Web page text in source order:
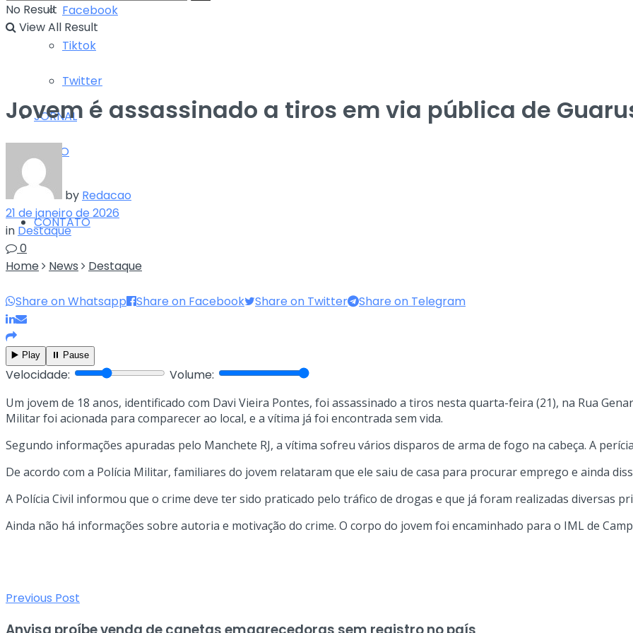
Facebook
Tiktok
Twitter
JORNAL
RÁDIO
TV
CONTATO
No Result
View All Result
Jovem é assassinado a tiros em via pública de
by Redacao
21 de janeiro de 2026
in Destaque
0
Home
News Destaque
Share on Whatsapp Share on Facebook Share on Twitter Share on Telegram
▶️ Play ⏸️ Pause
Velocidade: Volume:
Um jovem de 18 anos, identificado com Davi Vieira Pontes, foi assassinado a tiros nesta quarta-feira (21), na Rua
Militar foi acionada para comparecer ao local, e a vítima já foi encontrada sem vida.
Segundo informações apuradas pelo Manchete RJ, a vítima sofreu vários disparos de arma de fogo na cabeça. A
De acordo com a Polícia Militar, familiares do jovem relataram que ele saiu de casa para procurar emprego e ainda
A Polícia Civil informou que o crime deve ter sido praticado pelo tráfico de drogas e que já foram realizadas diversas
Ainda não há informações sobre autoria e motivação do crime. O corpo do jovem foi encaminhado para o IML de
Previous Post